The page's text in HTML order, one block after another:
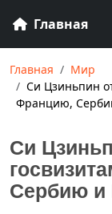
Главная
Главная
Мир
Си Цзиньпин
Францию,
Си
Сербию и